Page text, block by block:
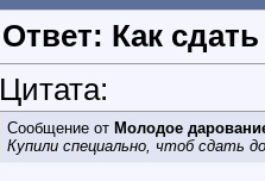
Ответ: Как
Цитата:
Сообщение от Молодое
Купили специально, чтоб сдать